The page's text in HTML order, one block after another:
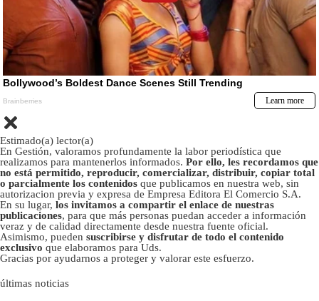
Estimado(a) lector(a)
En Gestión, valoramos profundamente la labor periodística que
realizamos para mantenerlos informados. Por ello, les recordamos que
no está permitido, reproducir, comercializar, distribuir, copiar total
o parcialmente los contenidos que publicamos en nuestra web, sin
autorizacion previa y expresa de Empresa Editora El Comercio S.A.
En su lugar, los invitamos a compartir el enlace de nuestras
publicaciones, para que más personas puedan acceder a información
veraz y de calidad directamente desde nuestra fuente oficial.
Asimismo, pueden suscribirse y disfrutar de todo el contenido
exclusivo que elaboramos para Uds.
Gracias por ayudarnos a proteger y valorar este esfuerzo.
últimas noticias